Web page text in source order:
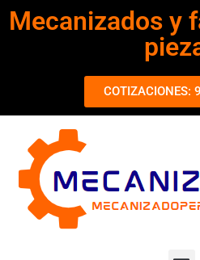
Mecanizados y
COTIZACIONES: